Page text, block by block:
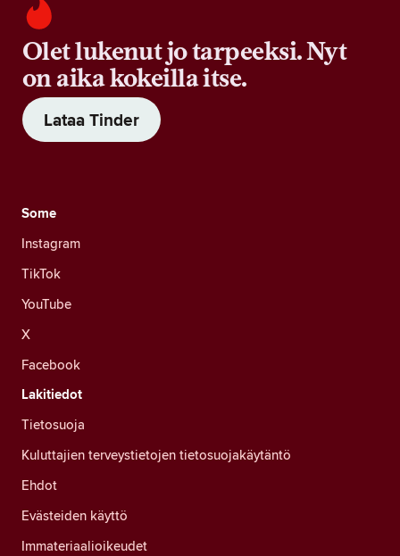
Olet lukenut jo tarpeeksi. Nyt
on aika kokeilla itse.
Lataa Tinder
Some
Instagram
TikTok
YouTube
X
Facebook
Lakitiedot
Tietosuoja
Kuluttajien terveystietojen tietosuojakäytäntö
Ehdot
Evästeiden käyttö
Immateriaalioikeudet